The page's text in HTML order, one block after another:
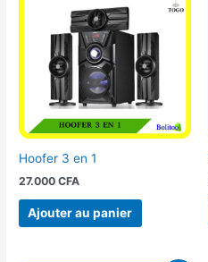
Hoofer 3 en 1
27.000CFA
Ajouter au panier